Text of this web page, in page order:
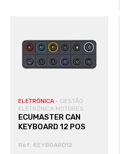
ELETRÓNICA · GESTÃO
ELETRÓNICA MOTORES
ECUMASTER CAN
KEYBOARD 12 POS
Ref: KEYBOARD12